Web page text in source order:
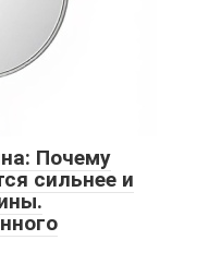
Почему
сильнее и